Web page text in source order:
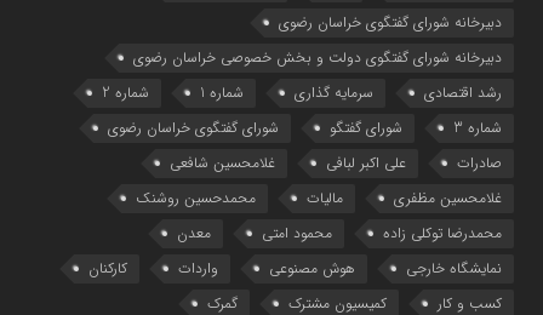
دبیرخانه شورای گفتگوی خراسان رضوی
دبیرخانه شورای گفتگوی دولت و بخش خصوصی خراسان رضوی
رشد اقتصادی
سرمایه گذاری شماره 1
شماره 2
شماره 3
شورای گفتگو
شورای گفتگوی خراسان رضوی
صادرات
علی اکبر لبافی
غلامحسین شافعی
غلامحسین مظفری
مالیات
محمدحسین روشنک
محمدرضا توکلی زاده
محمود امتی
معدن
نمایشگاه خارجی
هوش مصنوعی واردات
کارکنان
کسب و کار
کمیسیون مشترک گمرک